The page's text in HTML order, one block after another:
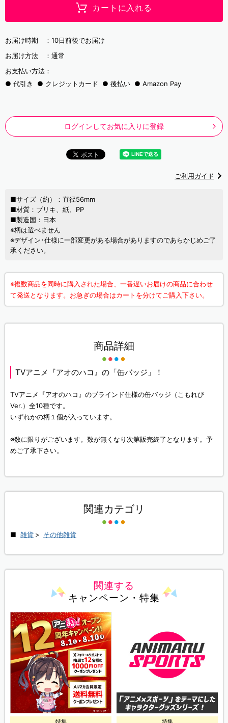
カートに入れる
お届け時期 ： 10日前後でお届け
お届け方法 ： 通常
お支払い方法：
代引き
クレジットカード 後払い Amazon Pay
ログインしてお気に入りに登録
ご利用ガイド
■サイズ（約）：直径56mm
■材質：ブリキ、紙、PP
■製造国：日本
※柄は選べません
※デザイン･仕様に一部変更がある場合がありますのであらかじめご了
承ください。
※複数商品を同時に購入された場合、一番遅いお届けの商品に合わせ
て発送となります。お急ぎの場合はカートを分けてご購入下さい。
商品詳細
TVアニメ『アオのハコ』の「缶バッジ」！
TVアニメ『アオのハコ』のブラインド仕様の缶バッジ（こもれび
Ver.）全10種です。
いずれかの柄１個が入っています。
※数に限りがございます。数が無くなり次第販売終了となります。予
めご了承下さい。
関連カテゴリ
雑貨 > その他雑貨
関連する
キャンペーン・特集
特集 特集